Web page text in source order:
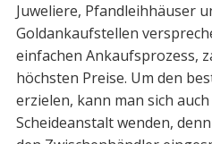
Juweliere, Pfandleihhäuser
Goldankaufstellen
einfachen Ankaufsprozess,
höchsten Preise. Um den
erzielen, kann man sich
Scheideanstalt wenden,